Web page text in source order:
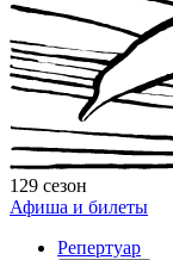
129 сезон
Афиша и билеты
Репертуар